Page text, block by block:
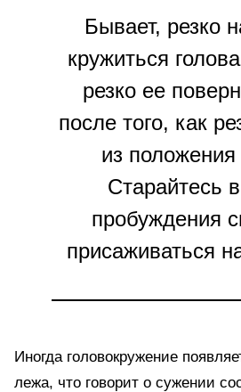
Бывает, резко
кружиться
резко ее
после того, как
из
Старайтесь
пробуждения
присаживаться
Иногда головокружение
лежа, что говорит о сужении